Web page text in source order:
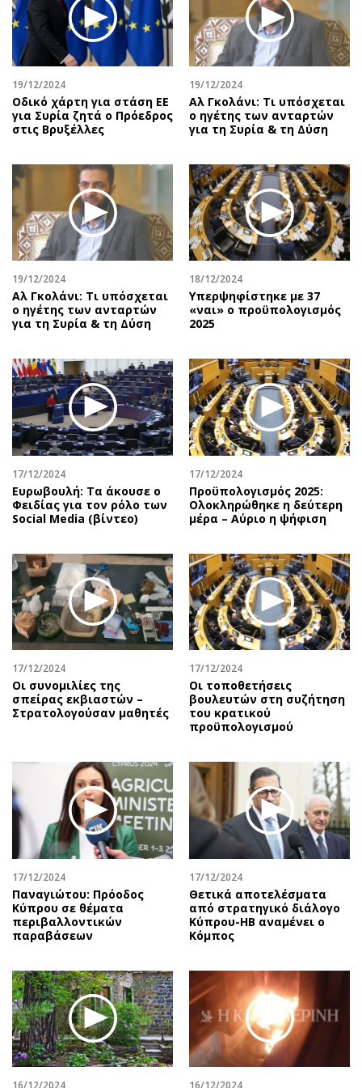
Περιβάλλον
Ελλάδα
Κόσμος
Πολιτισμός
Σινεμά
Μουσική
Βιβλίο
Χειρόγραφα
Συνταγές
Έξοδος
Εκπομπές
Wine routes
Uncut
Προσφορές
Προσωπικότητες στην ''Κ''
Επιστολές
19/12/2024
Οδικό χάρτη για στάση ΕΕ
για Συρία ζητά ο Πρόεδρος
στις Βρυξέλλες
19/12/2024
Αλ Γκολάνι: Τι υπόσχεται
ο ηγέτης των ανταρτών
για τη Συρία & τη Δύση
19/12/2024
Αλ Γκολάνι: Τι υπόσχεται
ο ηγέτης των ανταρτών
για τη Συρία & τη Δύση
18/12/2024
Υπερψηφίστηκε με 37
«ναι» ο προϋπολογισμός
2025
17/12/2024
Ευρωβουλή: Τα άκουσε ο
Φειδίας για τον ρόλο των
Social Media (βίντεο)
17/12/2024
Προϋπολογισμός 2025:
Ολοκληρώθηκε η δεύτερη
μέρα – Αύριο η ψήφιση
17/12/2024
Οι συνομιλίες της
σπείρας εκβιαστών –
Στρατολογούσαν μαθητές
17/12/2024
Οι τοποθετήσεις
βουλευτών στη συζήτηση
του κρατικού
προϋπολογισμού
17/12/2024
Παναγιώτου: Πρόοδος
Κύπρου σε θέματα
περιβαλλοντικών
παραβάσεων
17/12/2024
Θετικά αποτελέσματα
από στρατηγικό διάλογο
Κύπρου-ΗΒ αναμένει ο
Κόμπος
16/12/2024 16/12/2024